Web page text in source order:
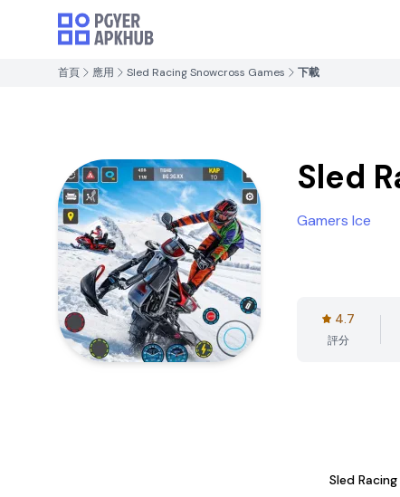
首頁 應用 Sled Racing Snowcross Games 下載
Sled
Gamers Ice
4.7
評分
Sled